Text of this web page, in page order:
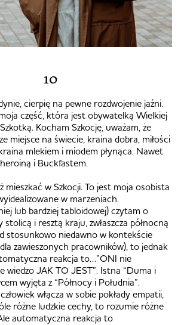
10
cierpię na pewne rozdwojenie jaźni.
część, która jest obywatelką Wielkiej
Kocham Szkocję, uważam, że
miejsce na świecie, kraina dobra, miłości
mlekiem i miodem płynąca. Nawet
i Buckfastem.
mieszkać w Szkocji. To jest moja osobista
w marzeniach.
lub bardziej tabloidowej) czytam o
i resztą kraju, zwłaszcza północną
stosunkowo niedawno w kontekście
zawieszonych pracowników), to jednak
reakcja to…”ONI nie
wiedzo JAK TO JEST”. Istna “Duma i
wyjęta z “Północy i Południa”.
włącza w sobie pokłady empatii,
różne ludzkie cechy, to rozumie różne
automatyczna reakcja to